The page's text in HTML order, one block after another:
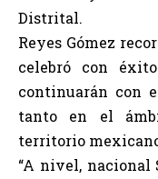
Distrital.
Reyes Gómez
celebró con
continuarán con
tanto en el
territorio
“A nivel, nacional